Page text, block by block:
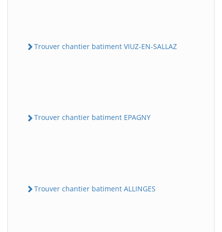
Trouver chantier batiment VIUZ-EN-SALLAZ
Trouver chantier batiment EPAGNY
Trouver chantier batiment ALLINGES